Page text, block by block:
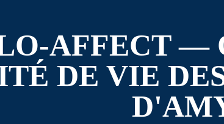
AFFECT —
DE VIE